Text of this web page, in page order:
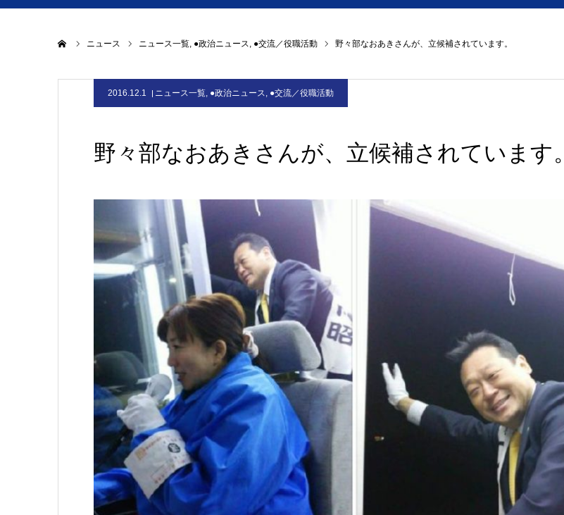
ニュース ニュース一覧 ●政治ニュース ●交流／役職活動 野々部なおあきさんが、立候補されています。
2016.12.1 ニュース一覧, ●政治ニュース, ●交流／役職活動
野々部なおあきさんが、立候補されています。